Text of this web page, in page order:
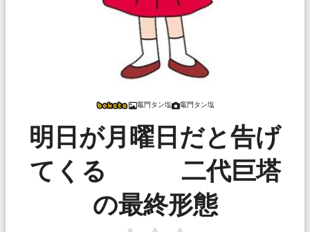
竈門タン塩 竈門タン塩
明日が月曜日だと告げ
てくる 二代巨塔
の最終形態